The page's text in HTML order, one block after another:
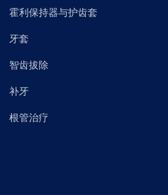
霍利保持器与护齿套
牙套
智齿拔除
补牙
根管治疗